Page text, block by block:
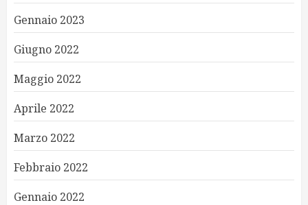
Gennaio 2023
Giugno 2022
Maggio 2022
Aprile 2022
Marzo 2022
Febbraio 2022
Gennaio 2022